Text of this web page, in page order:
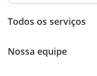
Todos os serviços
Nossa equipe